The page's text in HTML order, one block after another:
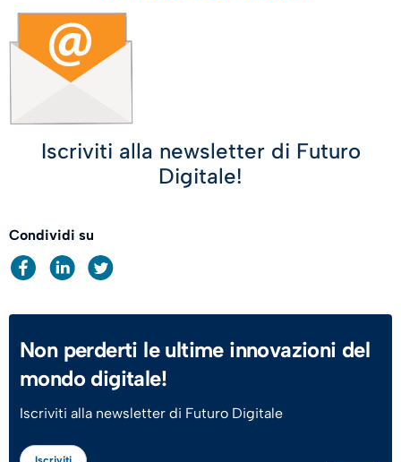
Iscriviti alla newsletter di Futuro
Digitale!
Condividi su
Non perderti le ultime innovazioni del
mondo digitale!
Iscriviti alla newsletter di Futuro Digitale